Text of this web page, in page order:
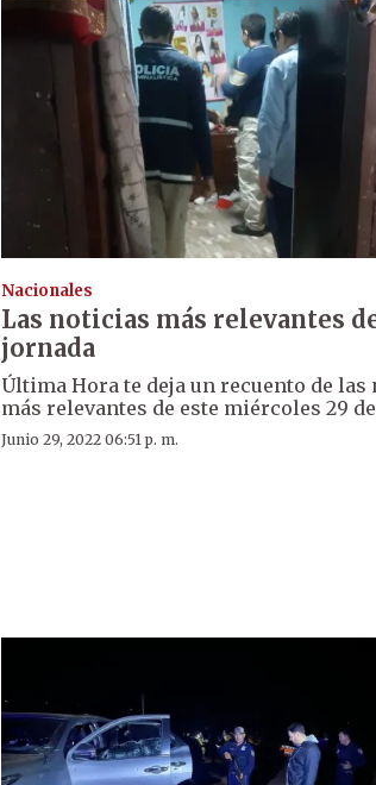
Nacionales
Las noticias más relevantes
jornada
Última Hora te deja un recuento de las
más relevantes de este miércoles 29
Junio 29, 2022 06:51 p. m.